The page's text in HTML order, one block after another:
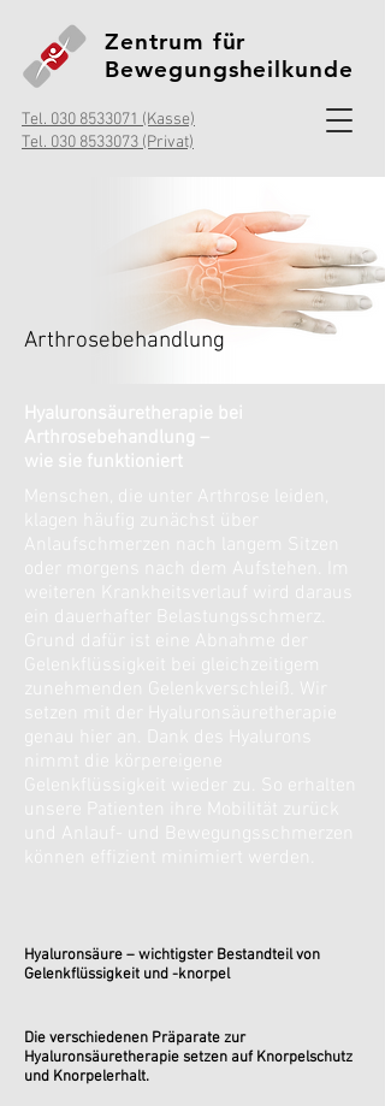
Tel. 030 8533071 (Kasse)
Tel. 030 8533073 (Privat)
Zentrum für
Bewegungsheilkunde
Arthrosebehandlung
Hyaluronsäuretherapie bei
Arthrosebehandlung –
wie sie funktioniert
Menschen, die unter Arthrose leiden,
klagen häufig zunächst über
Anlaufschmerzen nach langem Sitzen
oder morgens nach dem Aufstehen. Im
weiteren Krankheitsverlauf wird daraus
ein dauerhafter Belastungsschmerz.
Grund dafür ist eine Abnahme der
Gelenkflüssigkeit bei gleichzeitigem
zunehmenden Gelenkverschleiß. Wir
setzen mit der Hyaluronsäuretherapie
genau hier an. Dank des Hyalurons
nimmt die körpereigene
Gelenkflüssigkeit wieder zu. So erhalten
unsere Patienten ihre Mobilität zurück
und Anlauf- und Bewegungsschmerzen
können effizient minimiert werden.
Hyaluronsäure – wichtigster Bestandteil von
Gelenkflüssigkeit und -knorpel
Die verschiedenen Präparate zur
Hyaluronsäuretherapie setzen auf Knorpelschutz
und Knorpelerhalt.